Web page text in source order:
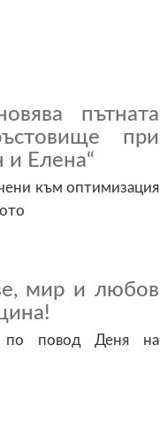
пътната
при
и Елена“
към оптимизация
мир и любов
по повод Деня на